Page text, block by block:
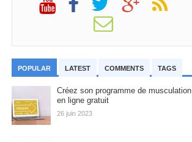
POPULAR LATEST COMMENTS TAGS
Créez son programme de musculation
en ligne gratuit
26 juin 2023